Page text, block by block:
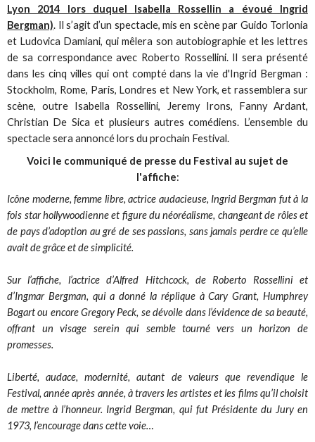
Lyon 2014 lors duquel Isabella Rossellin a évoué Ingrid
Bergman). Il s’agit d’un spectacle, mis en scène par Guido Torlonia
et Ludovica Damiani, qui mêlera son autobiographie et les lettres
de sa correspondance avec Roberto Rossellini. Il sera présenté
dans les cinq villes qui ont compté dans la vie d'Ingrid Bergman :
Stockholm, Rome, Paris, Londres et New York, et rassemblera sur
scène, outre Isabella Rossellini, Jeremy Irons, Fanny Ardant,
Christian De Sica et plusieurs autres comédiens. L’ensemble du
spectacle sera annoncé lors du prochain Festival.
Voici le communiqué de presse du Festival au sujet de
l'affiche:
Icône moderne, femme libre, actrice audacieuse, Ingrid Bergman fut à la
fois star hollywoodienne et figure du néoréalisme, changeant de rôles et
de pays d’adoption au gré de ses passions, sans jamais perdre ce qu’elle
avait de grâce et de simplicité.
Sur l’affiche, l’actrice d’Alfred Hitchcock, de Roberto Rossellini et
d’Ingmar Bergman, qui a donné la réplique à Cary Grant, Humphrey
Bogart ou encore Gregory Peck, se dévoile dans l’évidence de sa beauté,
offrant un visage serein qui semble tourné vers un horizon de
promesses.
Liberté, audace, modernité, autant de valeurs que revendique le
Festival, année après année, à travers les artistes et les films qu’il choisit
de mettre à l’honneur. Ingrid Bergman, qui fut Présidente du Jury en
1973, l’encourage dans cette voie…